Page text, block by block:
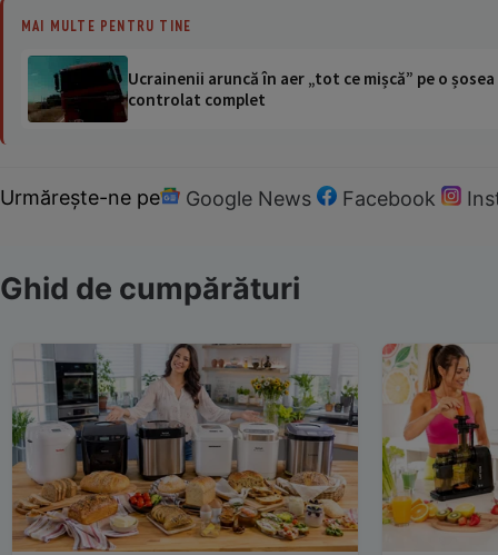
MAI MULTE PENTRU TINE
Ucrainenii aruncă în aer „tot ce mișcă” pe o
controlat complet
Urmărește-ne pe Google News Facebook
Ghid de cumpărături